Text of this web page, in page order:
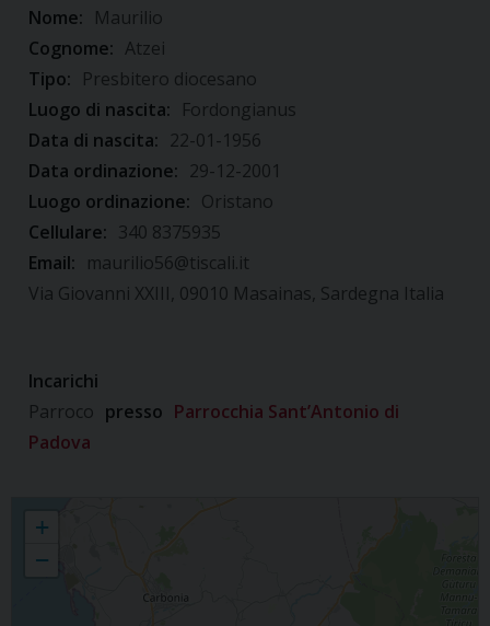
Nome: Maurilio
Cognome: Atzei
Tipo: Presbitero diocesano
Luogo di nascita: Fordongianus
Data di nascita: 22-01-1956
Data ordinazione: 29-12-2001
Luogo ordinazione: Oristano
Cellulare: 340 8375935
Email: maurilio56@tiscali.it
Via Giovanni XXIII, 09010 Masainas, Sardegna Italia
Incarichi
Parroco presso Parrocchia Sant’Antonio di
Padova
+
−